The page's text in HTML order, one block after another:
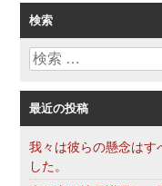
ゴ
リ
ー
検索
検
最近の投稿
我々は彼らの懸念はす
した。